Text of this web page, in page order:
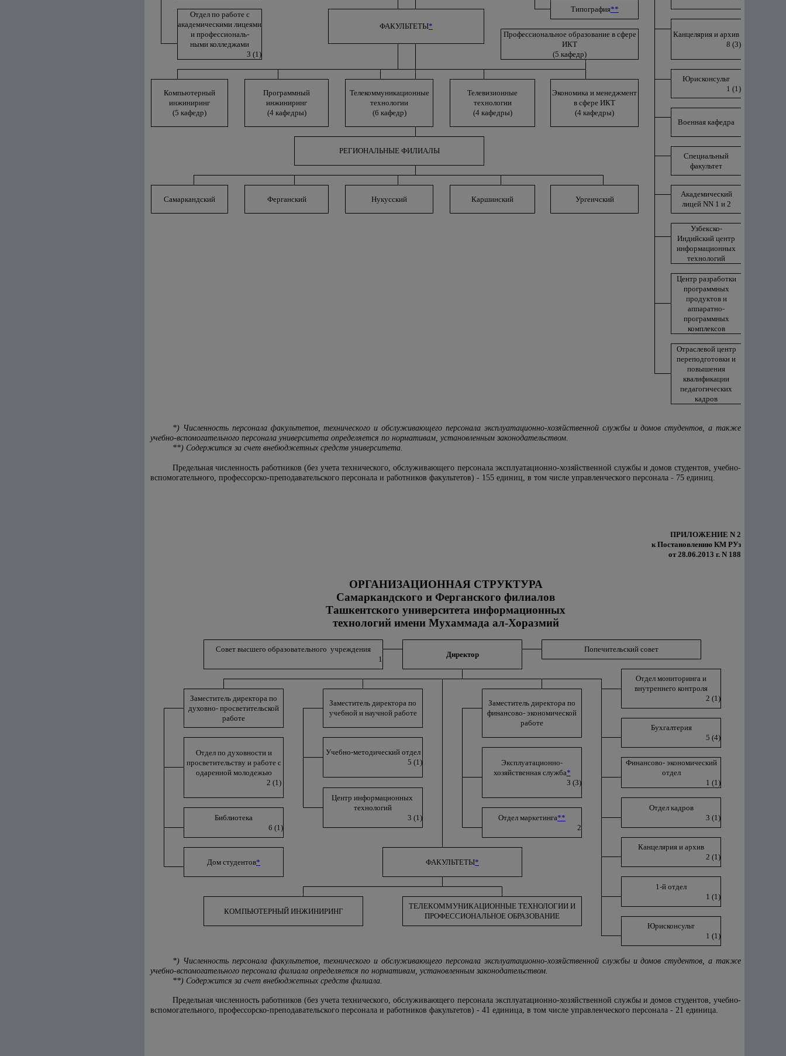
Типография**
Отдел по работе с
академическими лицеями
и профессиональ-
ными колледжами
3 (1)
ФАКУЛЬТЕТЫ*
Канцелярия и архив
8 (3)
Профессиональное образование в сфере
ИКТ
(5 кафедр)
Юрисконсульт
1 (1)
Компьютерный
инжиниринг
(5 кафедр)
Программный
инжиниринг
(4 кафедры)
Телекоммуникационные
технологии
(6 кафедр)
Телевизионные
технологии
(4 кафедры)
Экономика и менеджмент
в сфере ИКТ
(4 кафедры)
Военная кафедра
РЕГИОНАЛЬНЫЕ ФИЛИАЛЫ
Специальный
факультет
Самаркандский Ферганский Нукусский Каршинский Ургенчский
Академический
лицей NN 1 и 2
Узбекско-
Индийский центр
информационных
технологий
Центр разработки
программных
продуктов и
аппаратно-
программных
комплексов
Отраслевой центр
переподготовки и
повышения
квалификации
педагогических
кадров
*) Численность персонала факультетов, технического и обслуживающего персонала эксплуатационно-хозяйственной службы и домов студентов, а также
учебно-вспомогательного персонала университета определяется по нормативам, установленным законодательством.
**) Содержится за счет внебюджетных средств университета.
Предельная численность работников (без учета технического, обслуживающего персонала эксплуатационно-хозяйственной службы и домов студентов, учебно-
вспомогательного, профессорско-преподавательского персонала и работников факультетов) - 155 единиц, в том числе управленческого персонала - 75 единиц.
ПРИЛОЖЕНИЕ N 2
к Постановлению КМ РУз
от 28.06.2013 г. N 188
ОРГАНИЗАЦИОННАЯ СТРУКТУРА
Самаркандского и Ферганского филиалов
Ташкентского университета информационных
технологий имени Мухаммада ал-Хоразмий
Совет высшего образовательного учреждения
1
Директор
Попечительский совет
Отдел мониторинга и
внутреннего контроля
2 (1)
Заместитель директора по
духовно- просветительской
работе
Заместитель директора по
учебной и научной работе
Заместитель директора по
финансово- экономической
работе
Бухгалтерия
5 (4)
Отдел по духовности и
просветительству и работе с
одаренной молодежью
2 (1)
Учебно-методический отдел
5 (1)
Эксплуатационно-
хозяйственная служба*
3 (3)
Финансово- экономический
отдел
1 (1)
Центр информационных
технологий
3 (1)
Отдел кадров
3 (1)
Библиотека
6 (1)
Отдел маркетинга**
2
Канцелярия и архив
2 (1)
Дом студентов* ФАКУЛЬТЕТЫ*
1-й отдел
1 (1)
КОМПЬЮТЕРНЫЙ ИНЖИНИРИНГ
ТЕЛЕКОММУНИКАЦИОННЫЕ ТЕХНОЛОГИИ И
ПРОФЕССИОНАЛЬНОЕ ОБРАЗОВАНИЕ
Юрисконсульт
1 (1)
*) Численность персонала факультетов, технического и обслуживающего персонала эксплуатационно-хозяйственной службы и домов студентов, а также
учебно-вспомогательного персонала филиала определяется по нормативам, установленным законодательством.
**) Содержится за счет внебюджетных средств филиала.
Предельная численность работников (без учета технического, обслуживающего персонала эксплуатационно-хозяйственной службы и домов студентов, учебно-
вспомогательного, профессорско-преподавательского персонала и работников факультетов) - 41 единица, в том числе управленческого персонала - 21 единица.